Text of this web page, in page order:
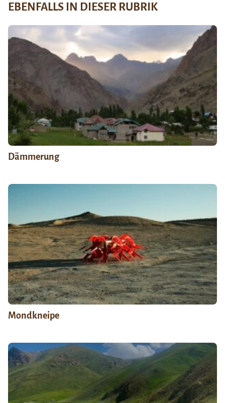
EBENFALLS IN DIESER RUBRIK
Dämmerung
Mondkneipe